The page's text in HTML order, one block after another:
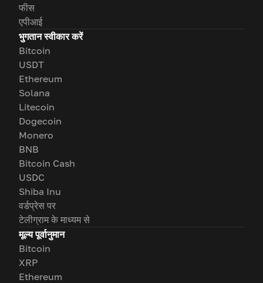
फीस
एपीआई
भुगतान स्वीकार करें
Bitcoin
USDT
Ethereum
Solana
Litecoin
Dogecoin
Monero
BNB
Bitcoin Cash
USDC
Shiba Inu
वर्डप्रेस पर
टेलीग्राम के माध्यम से
मूल्य पूर्वानुमान
Bitcoin
XRP
Ethereum